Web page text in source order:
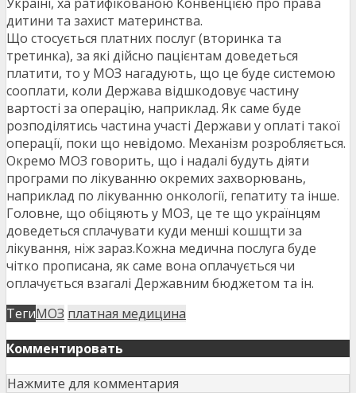
Україні, ха ратифікованою Конвенцією про права
дитини та захист материнства.
Що стосується платних послуг (вторинка та
третинка), за які дійсно пацієнтам доведеться
платити, то у МОЗ нагадують, що це буде системою
сооплати, коли Держава відшкодовує частину
вартості за операцію, наприклад. Як саме буде
розподілятись частина участі Держави у оплаті такої
операції, поки що невідомо. Механізм розробляється.
Окремо МОЗ говорить, що і надалі будуть діяти
програми по лікуванню окремих захворювань,
наприклад по лікуванню онкології, гепатиту та інше.
Головне, що обіцяють у МОЗ, це те що українцям
доведеться сплачувати куди менші кошщти за
лікування, ніж зараз.Кожна медична послуга буде
чітко прописана, як саме вона оплачується чи
оплачується взагалі Державним бюджетом та ін.
ТегиМОЗ платная медицина
Комментировать
Нажмите для комментария